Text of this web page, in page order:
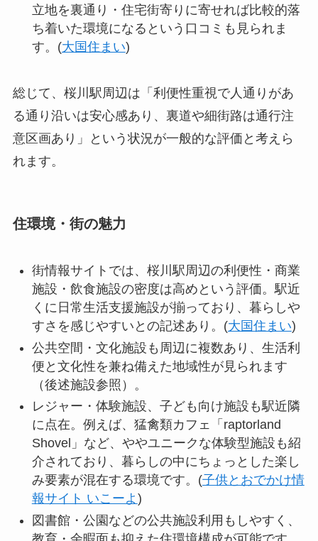
立地を裏通り・住宅街寄りに寄せれば比較的落
ち着いた環境になるという口コミも見られま
す。(大国住まい)
総じて、桜川駅周辺は「利便性重視で人通りがあ
る通り沿いは安心感あり、裏道や細街路は通行注
意区画あり」という状況が一般的な評価と考えら
れます。
住環境・街の魅力
街情報サイトでは、桜川駅周辺の利便性・商業
施設・飲食施設の密度は高めという評価。駅近
くに日常生活支援施設が揃っており、暮らしや
すさを感じやすいとの記述あり。(大国住まい)
公共空間・文化施設も周辺に複数あり、生活利
便と文化性を兼ね備えた地域性が見られます
（後述施設参照）。
レジャー・体験施設、子ども向け施設も駅近隣
に点在。例えば、猛禽類カフェ「raptorland
Shovel」など、ややユニークな体験型施設も紹
介されており、暮らしの中にちょっとした楽し
み要素が混在する環境です。(子供とおでかけ情
報サイト いこーよ )
図書館・公園などの公共施設利用もしやすく、